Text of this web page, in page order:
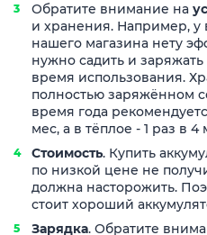
Обратите внимание на
и хранения. Например, у
нашего магазина нету
нужно садить и
время использования.
полностью заряжённом
время года
мес, а в тёплое - 1 раз в 4
Стоимость. Купить
по низкой цене не
должна насторожить.
стоит хороший
Зарядка. Обратите